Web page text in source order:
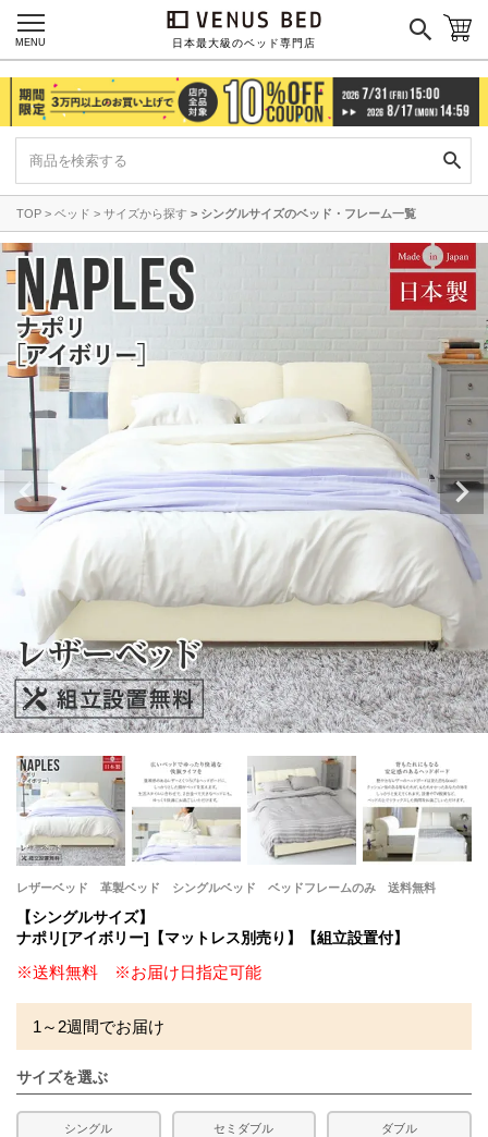
日本最大級のベッド専門店
MENU
TOP ベッド サイズから探す シングルサイズのベッド・フレーム一覧
レザーベッド 革製ベッド シングルベッド ベッドフレームのみ 送料無料
【シングルサイズ】
ナポリ[アイボリー]【マットレス別売り】【組立設置付】
※送料無料 ※お届け日指定可能
1～2週間でお届け
サイズを選ぶ
シングル セミダブル ダブル